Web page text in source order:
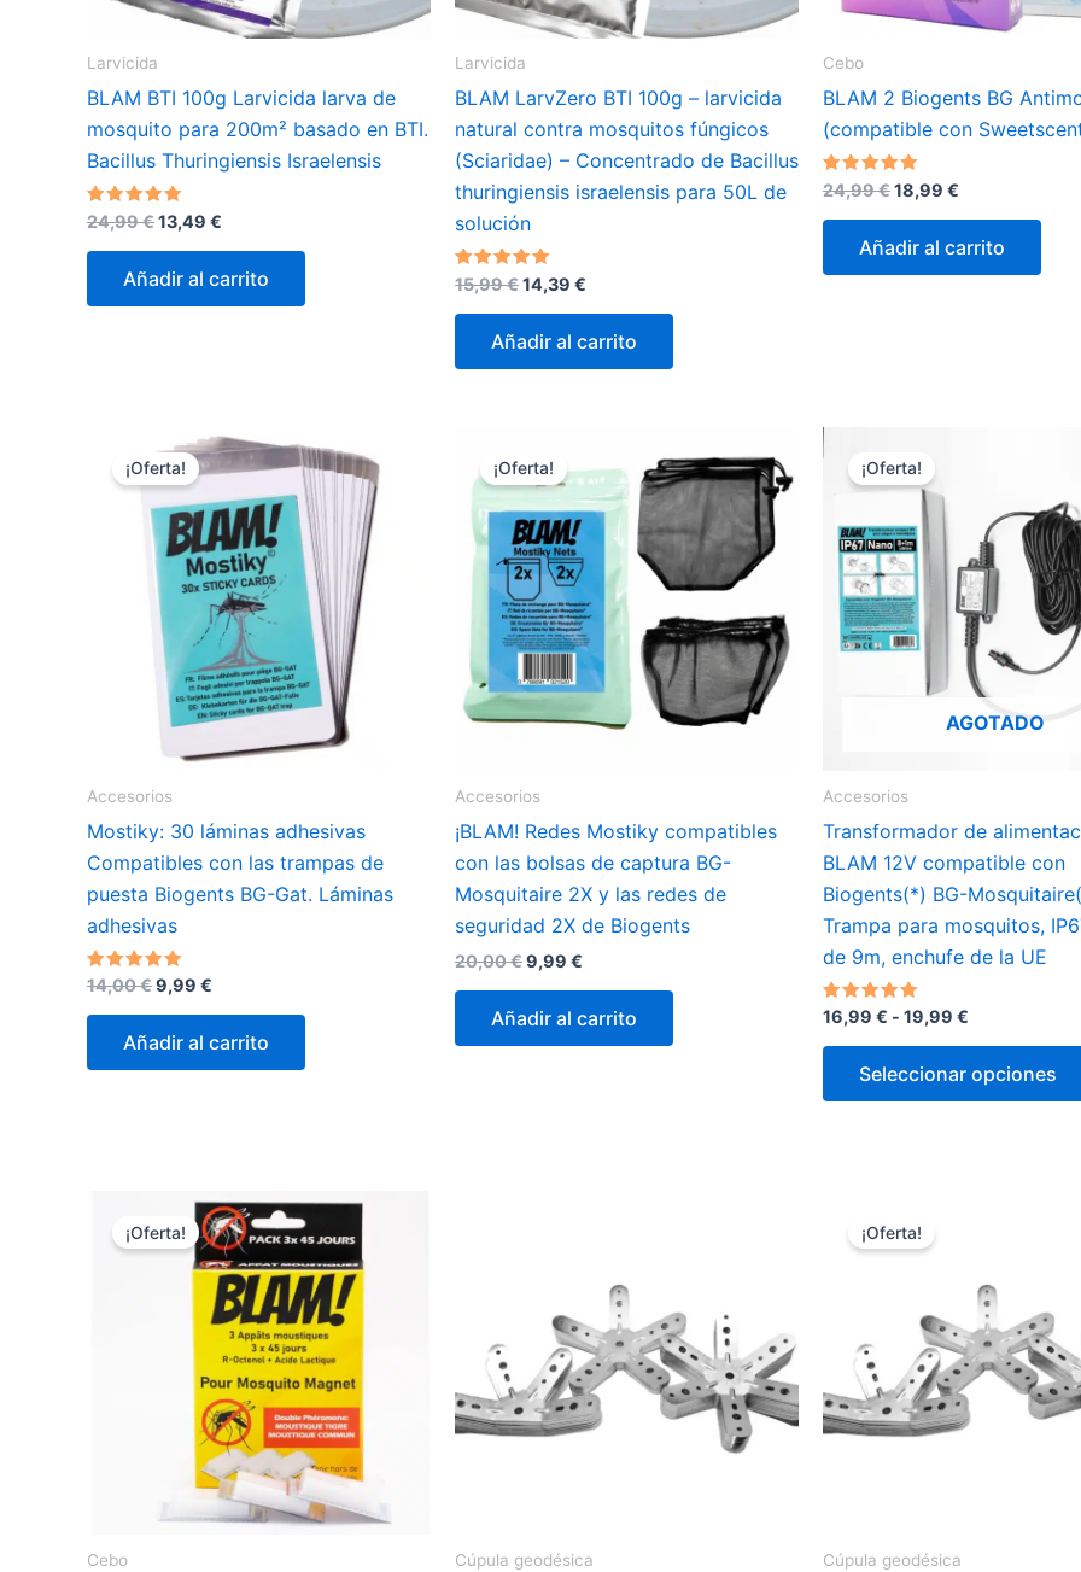
Larvicida
BLAM BTI 100g Larvicida larva de
mosquito para 200m² basado en BTI.
Bacillus Thuringiensis Israelensis
Valorado
con
5.00
24,99€El
era:
24,99 €.
13,49 €
es:
13,49 €.
Añadir al carrito
Larvicida
BLAM LarvZero BTI 100g – larvicida
natural contra mosquitos fúngicos
(Sciaridae) – Concentrado de Bacillus
thuringiensis israelensis para 50L de
solución
Valorado
con
5.00
15,99€El
era:
15,99 €.
14,39 €
es:
14,39 €.
Añadir al carrito
Cebo
BLAM 2 Biogents BG
(compatible con
Valorado
con
5.00
24,99€El
era:
24,99 €.
18,99 €
es:
18,99 €.
Añadir al carrito
¡Oferta!
Accesorios
Mostiky: 30 láminas adhesivas
Compatibles con las trampas de
puesta Biogents BG-Gat. Láminas
adhesivas
Valorado
con
4.80
14,00€El
era:
14,00 €.
9,99 €
es:
9,99 €.
Añadir al carrito
¡Oferta!
Accesorios
¡BLAM! Redes Mostiky compatibles
con las bolsas de captura BG-
Mosquitaire 2X y las redes de
seguridad 2X de Biogents
20,00€El
era:
20,00 €.
9,99 €
es:
9,99 €.
Añadir al carrito
AGOTADO
¡Oferta!
Accesorios
Transformador de
BLAM 12V compatible con
Biogents(*) BG-
Trampa para mosquitos,
de 9m, enchufe de la UE
Valorado
con
5.00
16,99 € - 19,99 €
desde
16,99 €
Seleccionar opciones
¡Oferta!
Cebo Cúpula geodésica
¡Oferta!
Cúpula geodésica